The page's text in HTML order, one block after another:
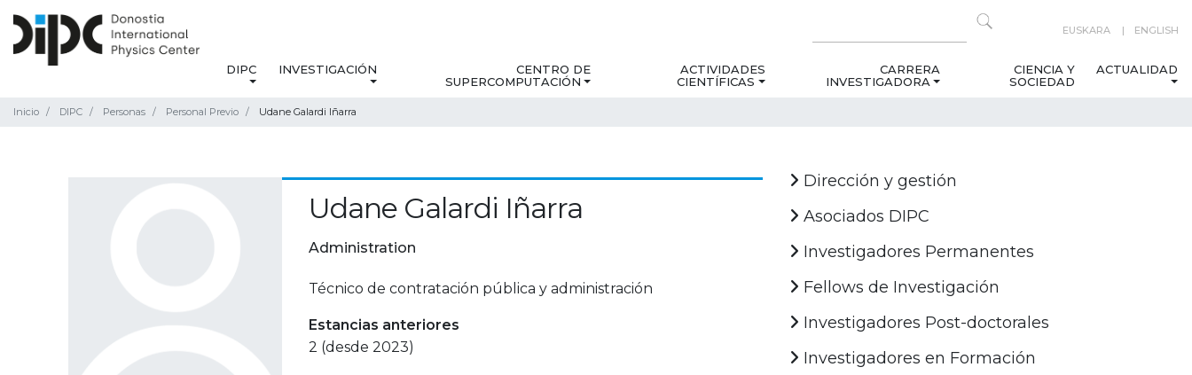
EUSKARA ENGLISH
DIPC INVESTIGACIÓN
CENTRO DE
SUPERCOMPUTACIÓN
ACTIVIDADES
CIENTÍFICAS
CARRERA
INVESTIGADORA
CIENCIA Y
SOCIEDAD
ACTUALIDAD
Inicio DIPC Personas Personal Previo Udane Galardi Iñarra
Udane Galardi Iñarra
Administration
Técnico de contratación pública y administración
Estancias anteriores
2 (desde 2023)
Dirección y gestión
Asociados DIPC
Investigadores Permanentes
Fellows de Investigación
Investigadores Post-doctorales
Investigadores en Formación